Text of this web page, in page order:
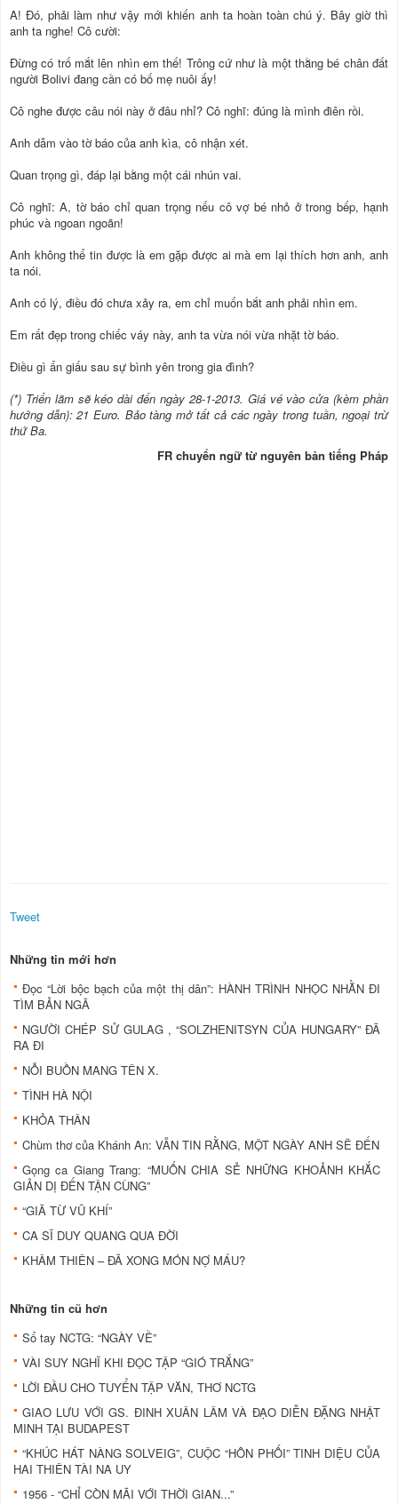
A! Đó, phải làm như vậy mới khiến anh ta hoàn toàn chú ý. Bây giờ thì
anh ta nghe! Cô cười:
Đừng có trố mắt lên nhìn em thế! Trông cứ như là một thằng bé chân đất
người Bolivi đang cần có bố mẹ nuôi ấy!
Cô nghe được câu nói này ở đâu nhỉ? Cô nghĩ: đúng là mình điên rồi.
Anh dẫm vào tờ báo của anh kìa, cô nhận xét.
Quan trọng gì, đáp lại bằng một cái nhún vai.
Cô nghĩ: A, tờ báo chỉ quan trọng nếu cô vợ bé nhỏ ở trong bếp, hạnh
phúc và ngoan ngoãn!
Anh không thể tin được là em gặp được ai mà em lại thích hơn anh, anh
ta nói.
Anh có lý, điều đó chưa xảy ra, em chỉ muốn bắt anh phải nhìn em.
Em rất đẹp trong chiếc váy này, anh ta vừa nói vừa nhặt tờ báo.
Điều gì ẩn giấu sau sự bình yên trong gia đình?
(*) Triển lãm sẽ kéo dài đến ngày 28-1-2013. Giá vé vào cửa (kèm phần
hướng dẫn): 21 Euro. Bảo tàng mở tất cả các ngày trong tuần, ngoại trừ
thứ Ba.
FR chuyển ngữ từ nguyên bản tiếng Pháp
Tweet
Những tin mới hơn
Đọc “Lời bộc bạch của một thị dân”: HÀNH TRÌNH NHỌC NHẰN ĐI
TÌM BẢN NGÃ
NGƯỜI CHÉP SỬ GULAG , “SOLZHENITSYN CỦA HUNGARY” ĐÃ
RA ĐI
NỖI BUỒN MANG TÊN X.
TÌNH HÀ NỘI
KHỎA THÂN
Chùm thơ của Khánh An: VẪN TIN RẰNG, MỘT NGÀY ANH SẼ ĐẾN
Gọng ca Giang Trang: “MUỐN CHIA SẺ NHỮNG KHOẢNH KHẮC
GIẢN DỊ ĐẾN TẬN CÙNG”
“GIÃ TỪ VŨ KHÍ”
CA SĨ DUY QUANG QUA ĐỜI
KHÂM THIÊN – ĐÃ XONG MÓN NỢ MÁU?
Những tin cũ hơn
Sổ tay NCTG: “NGÀY VỀ”
VÀI SUY NGHĨ KHI ĐỌC TẬP “GIÓ TRẮNG”
LỜI ĐẦU CHO TUYỂN TẬP VĂN, THƠ NCTG
GIAO LƯU VỚI GS. ĐINH XUÂN LÂM VÀ ĐẠO DIỄN ĐẶNG NHẬT
MINH TẠI BUDAPEST
“KHÚC HÁT NÀNG SOLVEIG”, CUỘC “HÔN PHỐI” TINH DIỆU CỦA
HAI THIÊN TÀI NA UY
1956 - “CHỈ CÒN MÃI VỚI THỜI GIAN...”